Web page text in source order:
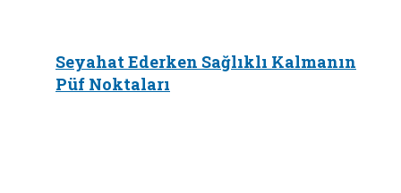
Seyahat Ederken Sağlıklı Kalmanın
Püf Noktaları